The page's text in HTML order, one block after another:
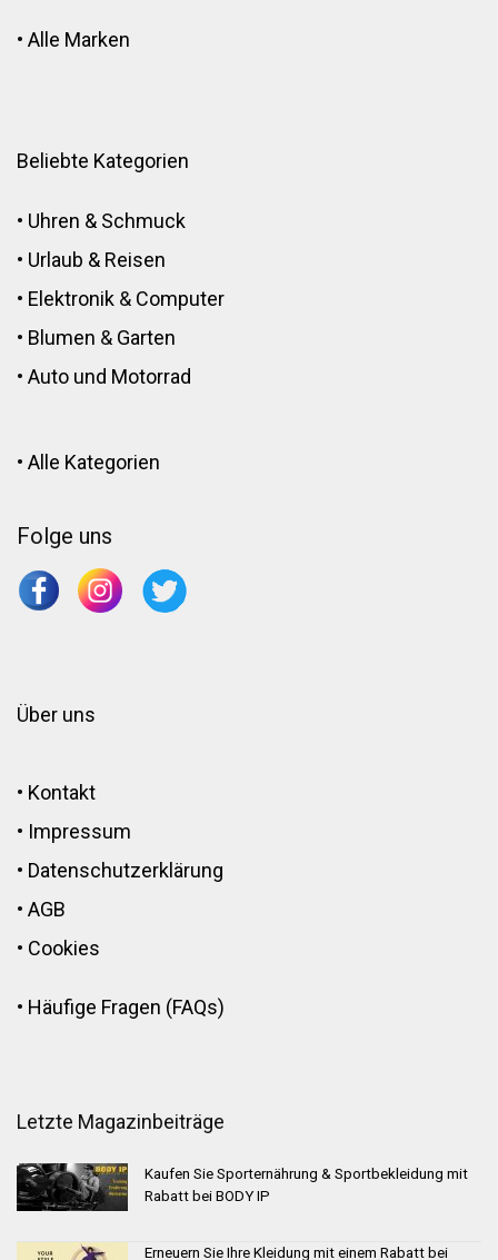
• Alle Marken
Beliebte Kategorien
• Uhren & Schmuck
• Urlaub & Reisen
• Elektronik & Computer
• Blumen & Garten
• Auto und Motorrad
• Alle Kategorien
Folge uns
Über uns
• Kontakt
• Impressum
• Datenschutzerklärung
• AGB
• Cookies
• Häufige Fragen (FAQs)
Letzte Magazinbeiträge
Kaufen Sie Sporternährung & Sportbekleidung mit
Rabatt bei BODY IP
Erneuern Sie Ihre Kleidung mit einem Rabatt bei